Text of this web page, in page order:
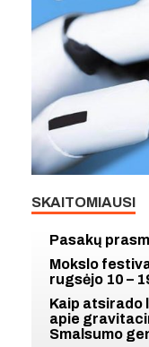
SKAITOMIAUSI
Pasakų
Mokslo
rugsėjo 10 –
Kaip atsirado
apie
Smalsumo